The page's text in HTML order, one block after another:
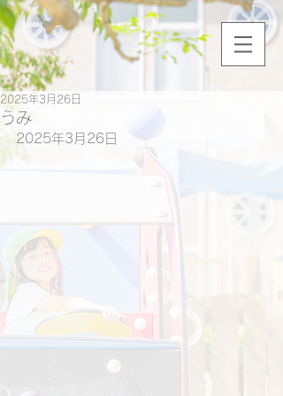
うみ
2025年3月26日
2025年3月26日